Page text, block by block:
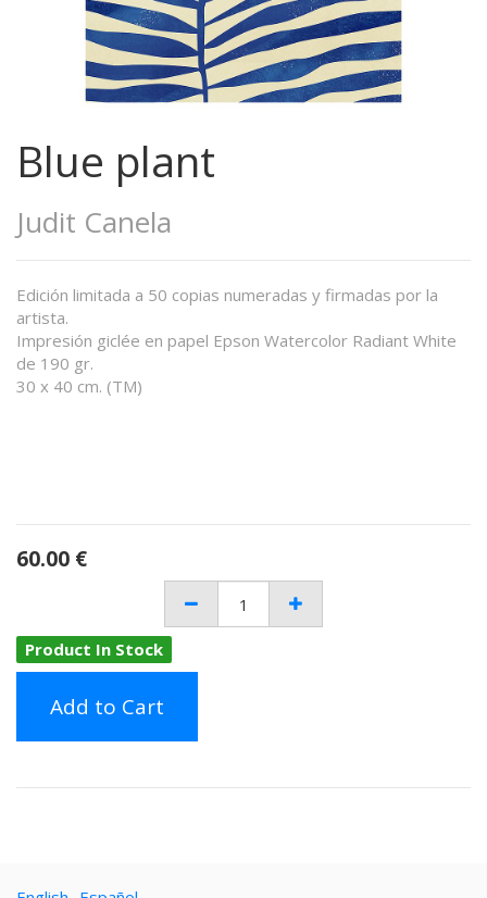
Blue plant
Judit Canela
Edición limitada a 50 copias numeradas y firmadas por la
artista.
Impresión giclée en papel Epson Watercolor Radiant White
de 190 gr.
30 x 40 cm. (TM)
60.00 €
Product In Stock
Add to Cart